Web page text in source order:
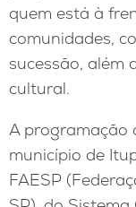
quem está à
comunidades,
sucessão, além
cultural.
A programação
município de
FAESP